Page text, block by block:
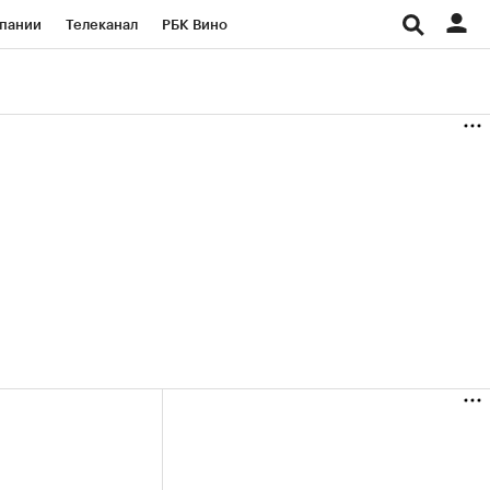
Телеканал РБК Вино